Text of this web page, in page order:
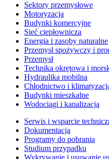
Sektory przemysłowe
Motoryzacja
Budynki komercyjne
Sieć ciepłownicza
Energia i zasoby naturalne
Przemysł spożywczy i
Przemysł
Technika okrętowa i
Hydraulika mobilna
Chłodnictwo i
Budynki mieszkalne
Wodociągi i kanalizacja
Serwis i wsparcie
Dokumentacja
Programy do pobrania
Studium przypadku
Wykrywanie i usuwanie